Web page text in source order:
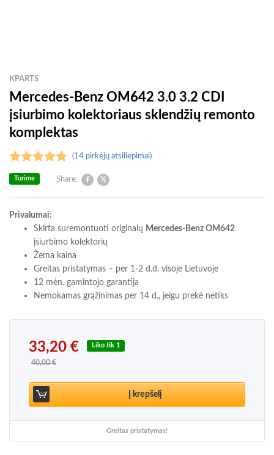
KPARTS
Mercedes-Benz OM642 3.0 3.2 CDI
įsiurbimo kolektoriaus sklendžių remonto
komplektas
Share:
Įvertinimas:
įvertinimų:
(14 pirkėjų atsiliepimai)
Turime
Privalumai:
Skirta suremontuoti originalų Mercedes-Benz OM642
įsiurbimo kolektorių
Žema kaina
Greitas pristatymas – per 1-2 d.d. visoje Lietuvoje
12 mėn. gamintojo garantija
Nemokamas grąžinimas per 14 d., jeigu prekė netiks
40,00€
Original price was: 40,00 €.
33,20 €
Current price is: 33,20 €.
Liko tik 1
produkto kiekis: Mercedes-Benz OM642 3.0 3.2
Į krepšelį
Greitas pristatymas!